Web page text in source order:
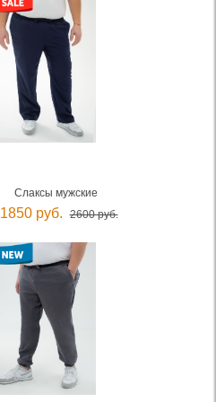
Слаксы мужские
1850 руб. 2600 руб.